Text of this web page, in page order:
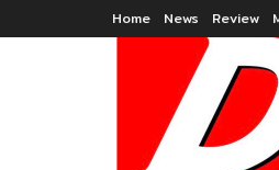
Home News Review